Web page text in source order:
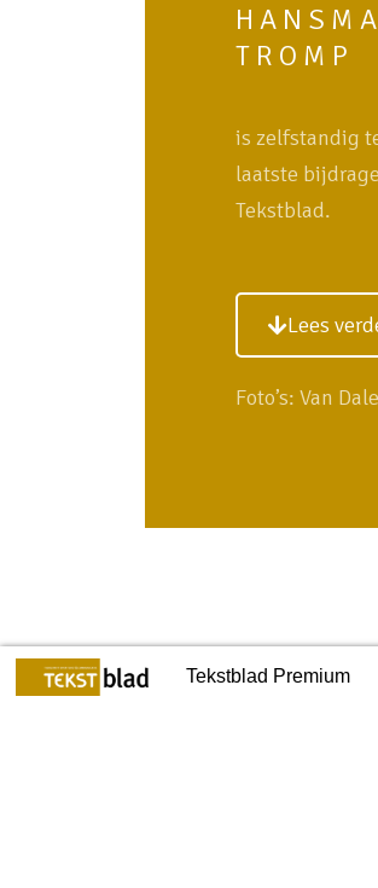
brand en andere prikkelsTekstblad Premium
TROMP
is zelfstandig
laatste
Tekstblad.
Lees
Foto’s: Van Dale